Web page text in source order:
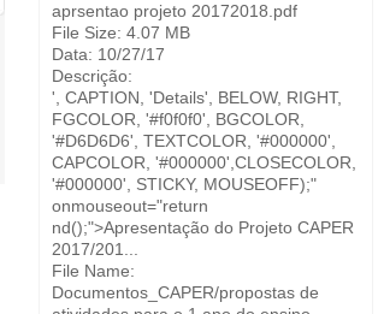
aprsentao projeto 20172018.pdf
File Size: 4.07 MB
Data: 10/27/17
Descrição:
', CAPTION, 'Details', BELOW, RIGHT,
FGCOLOR, '#f0f0f0', BGCOLOR,
'#D6D6D6', TEXTCOLOR, '#000000',
CAPCOLOR, '#000000',CLOSECOLOR,
'#000000', STICKY, MOUSEOFF);"
onmouseout="return
nd();">Apresentação do Projeto CAPER
2017/201...
File Name:
Documentos_CAPER/propostas de